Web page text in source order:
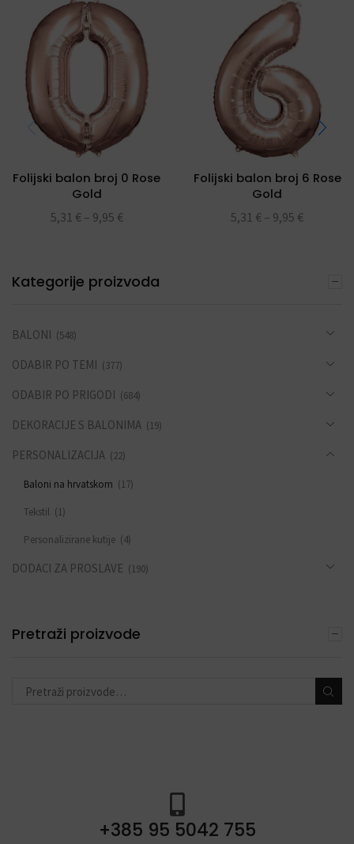
Folijski balon broj 0 Rose
Gold
5,31 € – 9,95 €
Folijski balon broj 6 Rose
Gold
5,31 € – 9,95 €
Kategorije proizvoda
BALONI (548)
ODABIR PO TEMI (377)
ODABIR PO PRIGODI (684)
DEKORACIJE S BALONIMA (19)
PERSONALIZACIJA (22)
Baloni na hrvatskom (17)
Tekstil (1)
Personalizirane kutije (4)
DODACI ZA PROSLAVE (190)
Pretraži proizvode
+385 95 5042 755